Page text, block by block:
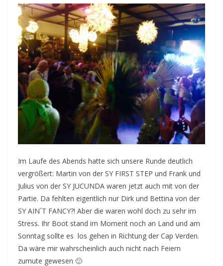
Im Laufe des Abends hatte sich unsere Runde deutlich
vergrößert: Martin von der SY FIRST STEP und Frank und
Julius von der SY JUCUNDA waren jetzt auch mit von der
Partie. Da fehlten eigentlich nur Dirk und Bettina von der
SY AIN´T FANCY?! Aber die waren wohl doch zu sehr im
Stress. Ihr Boot stand im Moment noch an Land und am
Sonntag sollte es los gehen in Richtung der Cap Verden.
Da wäre mir wahrscheinlich auch nicht nach Feiern
zumute gewesen 🙂